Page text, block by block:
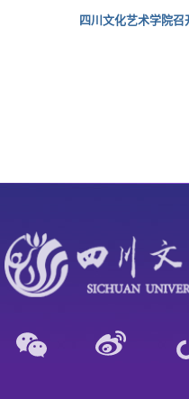
四川文化艺术学院